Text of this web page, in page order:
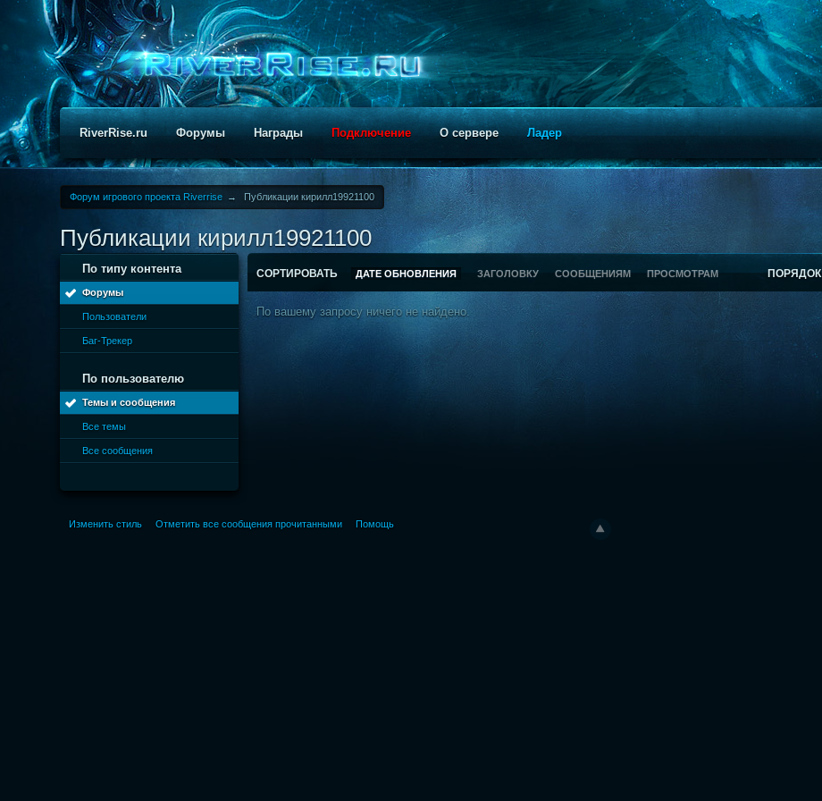
RiverRise.ru Форумы Награды Подключение О сервере Ладер
Форум игрового проекта Riverrise → Публикации кирилл19921100
Публикации кирилл19921100
По типу контента
Форумы
Пользователи
Баг-Трекер
По пользователю
Темы и сообщения
Все темы
Все сообщения
СОРТИРОВАТЬ ДАТЕ ОБНОВЛЕНИЯ ЗАГОЛОВКУ СООБЩЕНИЯМ ПРОСМОТРАМ ПОРЯДОК
По вашему запросу ничего не найдено.
Изменить стиль Отметить все сообщения прочитанными Помощь